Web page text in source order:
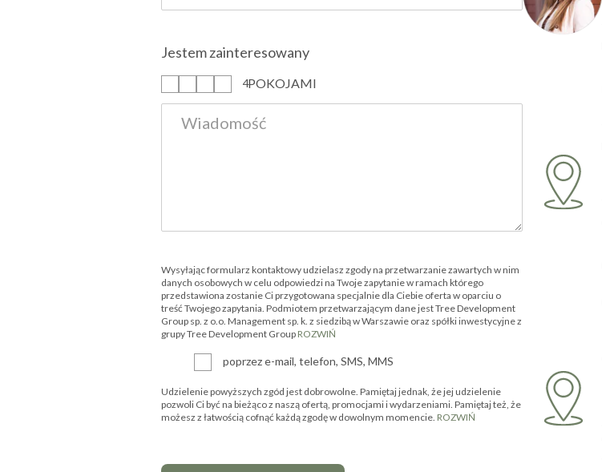
Jestem zainteresowany
4POKOJAMI
Wysyłając formularz kontaktowy udzielasz zgody na przetwarzanie zawartych w nim
danych osobowych w celu odpowiedzi na Twoje zapytanie w ramach którego
przedstawiona zostanie Ci przygotowana specjalnie dla Ciebie oferta w oparciu o
treść Twojego zapytania. Podmiotem przetwarzającym dane jest Tree Development
Group sp. z o.o. Management sp. k. z siedzibą w Warszawie oraz spółki inwestycyjne z
grupy Tree Development Group ROZWIŃ
poprzez e-mail, telefon, SMS, MMS
Udzielenie powyższych zgód jest dobrowolne. Pamiętaj jednak, że jej udzielenie
pozwoli Ci być na bieżąco z naszą ofertą, promocjami i wydarzeniami. Pamiętaj też, że
możesz z łatwością cofnąć każdą zgodę w dowolnym momencie. ROZWIŃ